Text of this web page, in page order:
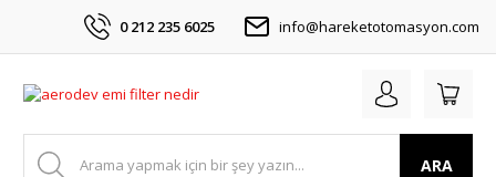
0 212 235 6025 info@hareketotomasyon.com
ARA